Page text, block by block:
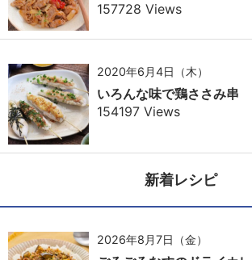
157728 Views
2020年6月4日（木）
いろんな味で鶏ささみ串
154197 Views
新着レシピ
2026年8月7日（金）